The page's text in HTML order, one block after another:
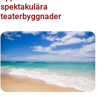
spektakulära
teaterbyggnader